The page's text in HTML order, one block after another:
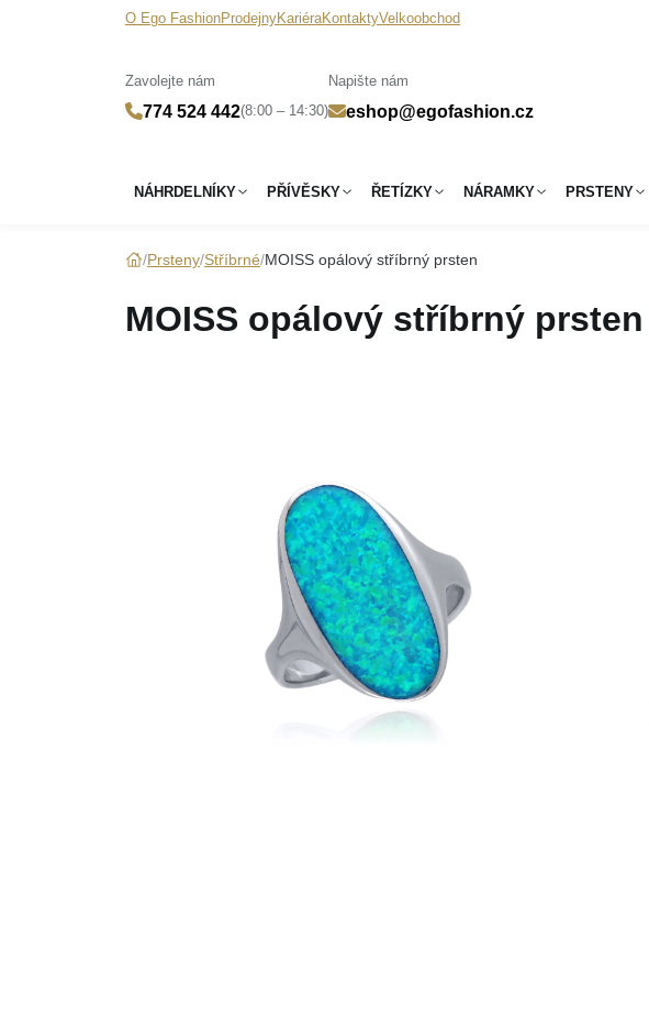
O Ego FashionProdejnyKariéraKontaktyVelkoobchod
Zavolejte nám
774 524 442(8:00 – 14:30)
Napište nám
eshop@egofashion.cz
NÁHRDELNÍKY PŘÍVĚSKY ŘETÍZKY NÁRAMKY PRSTENY
Prsteny Stříbrné MOISS opálový stříbrný prsten
MOISS opálový stříbrný prsten